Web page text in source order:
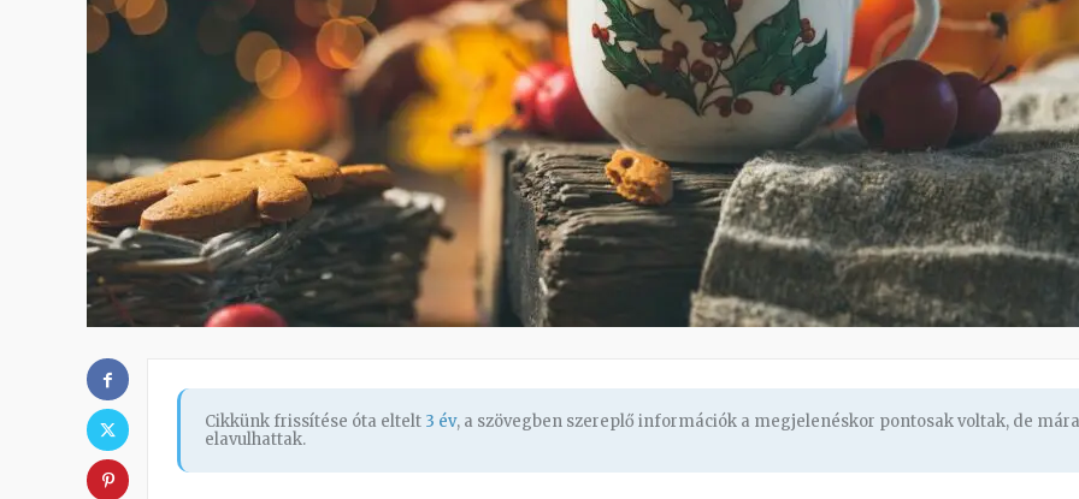
Cikkünk frissítése óta eltelt 3 év, a szövegben szereplő információk a megjelenéskor pontosak voltak, de mára
elavulhattak.